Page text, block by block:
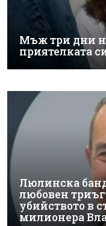
Мъж три дни
приятелката
Люлинска
любовен
убийството в
милионера